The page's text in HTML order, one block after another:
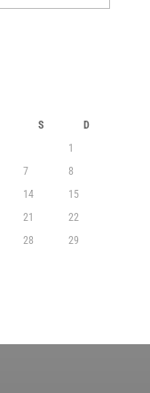
S
D
1
7
8
14
15
21
22
28
29